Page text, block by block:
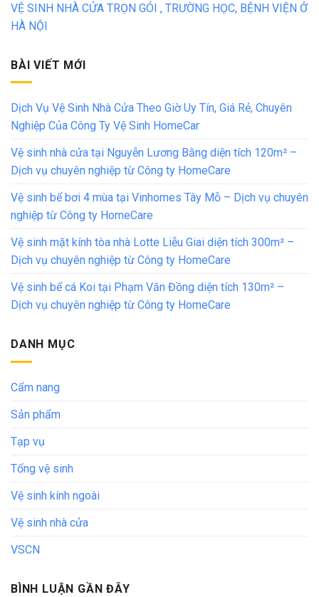
VỆ SINH NHÀ CỬA TRỌN GÓI , TRƯỜNG HỌC, BỆNH VIỆN Ở
HÀ NỘI
BÀI VIẾT MỚI
Dịch Vụ Vệ Sinh Nhà Cửa Theo Giờ Uy Tín, Giá Rẻ, Chuyên
Nghiệp Của Công Ty Vệ Sinh HomeCar
Vệ sinh nhà cửa tại Nguyễn Lương Bằng diện tích 120m² –
Dịch vụ chuyên nghiệp từ Công ty HomeCare
Vệ sinh bể bơi 4 mùa tại Vinhomes Tây Mỗ – Dịch vụ chuyên
nghiệp từ Công ty HomeCare
Vệ sinh mặt kính tòa nhà Lotte Liễu Giai diện tích 300m² –
Dịch vụ chuyên nghiệp từ Công ty HomeCare
Vệ sinh bể cá Koi tại Phạm Văn Đồng diện tích 130m² –
Dịch vụ chuyên nghiệp từ Công ty HomeCare
DANH MỤC
Cẩm nang
Sản phẩm
Tạp vụ
Tổng vệ sinh
Vệ sinh kính ngoài
Vệ sinh nhà cửa
VSCN
BÌNH LUẬN GẦN ĐÂY